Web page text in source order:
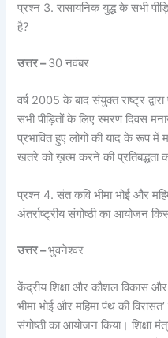
प्रश्न 3. रासायनिक युद्ध के सभी
है?
उत्तर –30 नवंबर
वर्ष 2005 के बाद संयुक्त राष्ट्र
सभी पीड़ितों के लिए स्मरण दिवस
प्रभावित हुए लोगों की याद के रूप में
खतरे को ख़त्म करने की प्रतिबद्धता
प्रश्न 4. संत कवि भीमा भोई और
अंतर्राष्ट्रीय संगोष्ठी का आयोजन
उत्तर –भुवनेश्वर
केंद्रीय शिक्षा और कौशल विकास और
भीमा भोई और महिमा पंथ की
संगोष्ठी का आयोजन किया।